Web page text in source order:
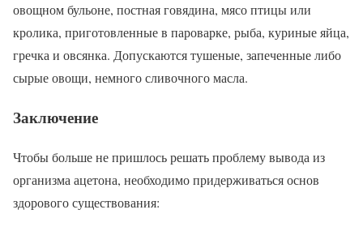
овощном бульоне, постная говядина, мясо птицы или
кролика, приготовленные в пароварке, рыба, куриные яйца,
гречка и овсянка. Допускаются тушеные, запеченные либо
сырые овощи, немного сливочного масла.
Заключение
Чтобы больше не пришлось решать проблему вывода из
организма ацетона, необходимо придерживаться основ
здорового существования: